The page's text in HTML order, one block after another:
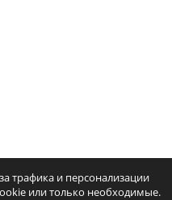
трафика и персонализации
или только необходимые.